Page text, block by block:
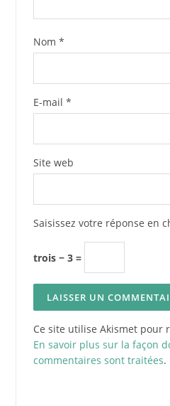
Nom *
E-mail *
Site web
Saisissez votre réponse en
trois − 3 =
Ce site utilise Akismet pour
En savoir plus sur la façon
commentaires sont traitées.